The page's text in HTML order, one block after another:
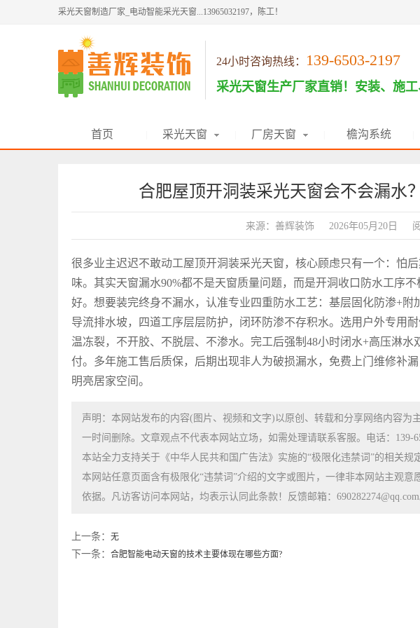
采光天窗制造厂家_电动智能采光天窗...13965032197，陈工！
24小时咨询热线： 139-6503-2197
采光天窗生产厂家直销！安装、施工
首页 采光天窗 厂房天窗 檐沟系统
合肥屋顶开洞装采光天窗会不会漏水
来源：善辉装饰 2026年05月20日
很多业主迟迟不敢动工屋顶开洞装采光天窗 ，核心顾虑只有一个：怕
味。其实天窗漏水90%都不是天窗质量问题，而是开洞收口防水工序
好。想要装完终身不漏水，认准专业四重防水工艺：基层固化防渗+附
导流排水坡，四道工序层层防护，闭环防渗不存积水。选用户外专用
温冻裂，不开胶、不脱层、不渗水。完工后强制48小时闭水+高压淋
付。多年施工售后质保，后期出现非人为破损漏水，免费上门维修补
明亮居家空间。
声明：本网站发布的内容(图片、视频和文字)以原创、转载和分享网络内容为
一时间删除。文章观点不代表本网站立场，如需处理请联系客服。电话：139-
本站全力支持关于《中华人民共和国广告法》实施的“极限化违禁词”的相关规
本网站任意页面含有极限化“违禁词”介绍的文字或图片，一律非本网站主观
依据。凡访客访问本网站，均表示认同此条款！反馈邮箱：690282274@qq.com
上一条： 无
下一条： 合肥智能电动天窗的技术主要体现在哪些方面?